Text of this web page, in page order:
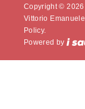
Copyright © 2026
Vittorio
Policy.
Powered by